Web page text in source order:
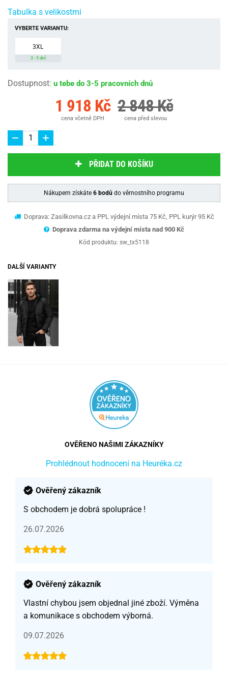
Tabulka s velikostmi
VYBERTE VARIANTU:
3XL
3 - 5 dní
Dostupnost: u tebe do 3-5 pracovních dnů
1 918 Kč
cena včetně DPH
2 848 Kč
cena před slevou
PŘIDAT DO KOŠÍKU
Nákupem získáte 6 bodů do věrnostního programu
Doprava: Zasilkovna.cz a PPL výdejní místa 75 Kč, PPL kurýr 95 Kč
Doprava zdarma na výdejní místa nad 900 Kč
Kód produktu: sw_tx5118
DALŠÍ VARIANTY
OVĚŘENO NAŠIMI ZÁKAZNÍKY
Prohlédnout hodnocení na Heuréka.cz
Ověřený zákazník
S obchodem je dobrá spolupráce !
26.07.2026
Ověřený zákazník
Vlastní chybou jsem objednal jiné zboží. Výměna
a komunikace s obchodem výborná.
09.07.2026